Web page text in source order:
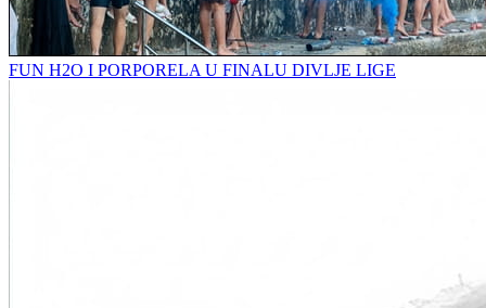
FUN H2O I PORPORELA U FINALU DIVLJE LIGE